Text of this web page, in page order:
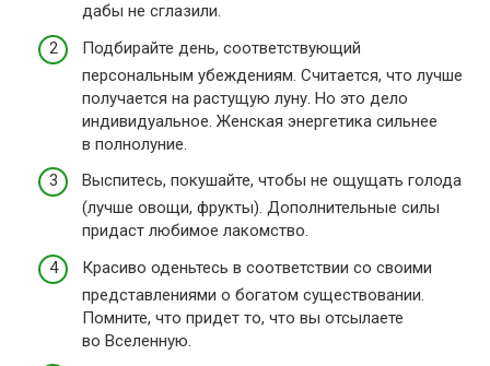
дабы не сглазили.
Подбирайте день, соответствующий
персональным убеждениям. Считается, что лучше
получается на растущую луну. Но это дело
индивидуальное. Женская энергетика сильнее
в полнолуние.
Выспитесь, покушайте, чтобы не ощущать голода
(лучше овощи, фрукты). Дополнительные силы
придаст любимое лакомство.
Красиво оденьтесь в соответствии со своими
представлениями о богатом существовании.
Помните, что придет то, что вы отсылаете
во Вселенную.